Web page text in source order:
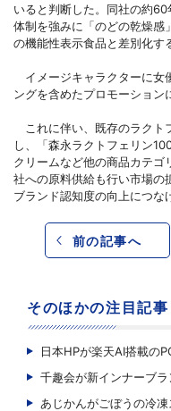
いると判断した。同社の約
体制を強みに「のどの乾燥感
の機能性表示食品と差別化す
イメージキャラクターに女
ングを含めたプロモーション
これに伴い、既存のラクト
し、「森永ラクトフェリン
クリームなど他の商品カテ
社への原料供給も行い市場の
ブランド認知度の向上につな
前の記事へ
そのほかの注目記事
日本HPが楽天AI搭載の
千趣会が新インナーブ
あじかんがごぼうの冷